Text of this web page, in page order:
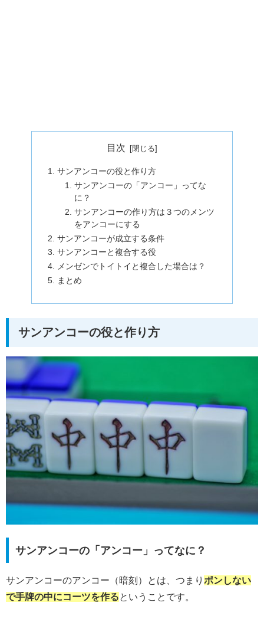
目次
サンアンコーの役と作り方
サンアンコーの「アンコー」ってな
に？
サンアンコーの作り方は３つのメンツ
をアンコーにする
サンアンコーが成立する条件
サンアンコーと複合する役
メンゼンでトイトイと複合した場合は？
まとめ
サンアンコーの役と作り方
サンアンコーの「アンコー」ってなに？
サンアンコーのアンコー（暗刻）とは、つまり ポンしない
で手牌の中にコーツを作るということです。